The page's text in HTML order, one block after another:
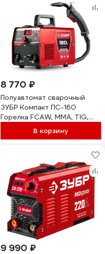
8 770 ₽
Полуавтомат сварочный
ЗУБР Компакт ПС-160
Горелка FCAW, MMA, TIG,
160 А, без газа, горелка ПС-
В корзину
9 990 ₽